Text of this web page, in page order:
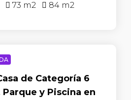
73 m2 84 m2
de Categoría 6
y Piscina en